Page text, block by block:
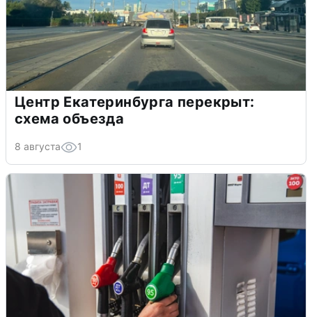
Центр Екатеринбурга перекрыт:
схема объезда
8 августа 1